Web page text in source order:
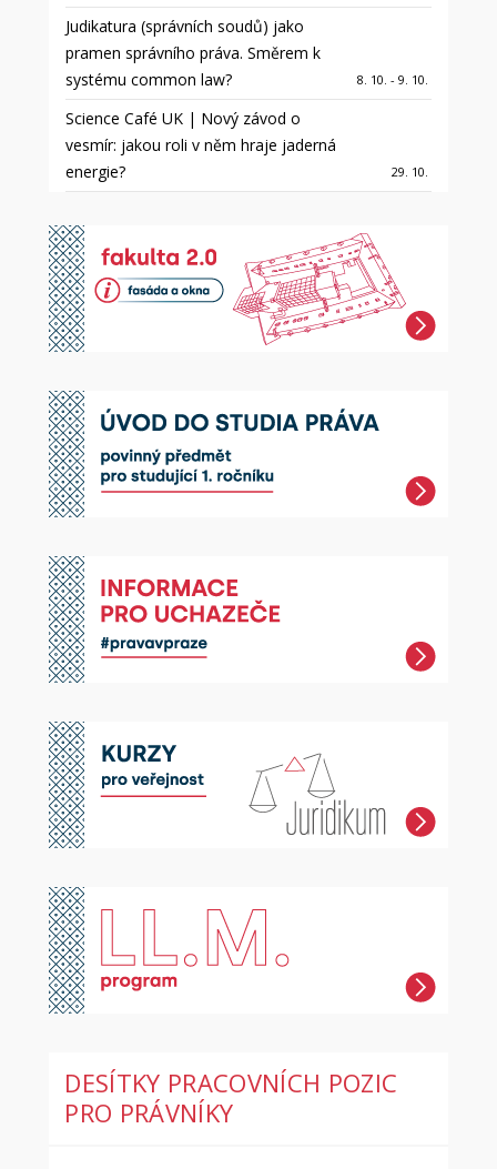
Judikatura (správních soudů) jako
pramen správního práva. Směrem k
systému common law?
8. 10. - 9. 10.
Science Café UK | Nový závod o
vesmír: jakou roli v něm hraje jaderná
energie?
29. 10.
DESÍTKY PRACOVNÍCH POZIC
PRO PRÁVNÍKY